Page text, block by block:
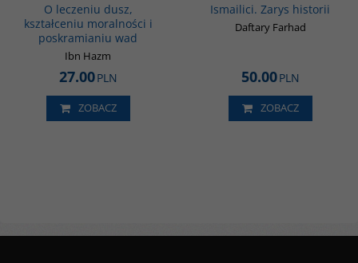
O leczeniu dusz,
kształceniu moralności i
poskramianiu wad
Ibn Hazm
27.00PLN
ZOBACZ
Ismailici. Zarys historii
Daftary Farhad
50.00PLN
ZOBACZ